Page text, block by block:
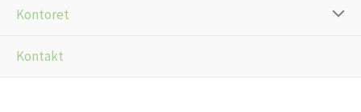
Kontoret
Kontakt